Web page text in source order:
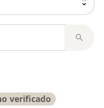
verificado